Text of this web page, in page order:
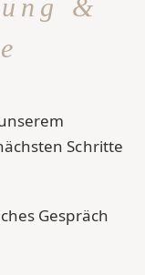
&
Schritte
Gespräch